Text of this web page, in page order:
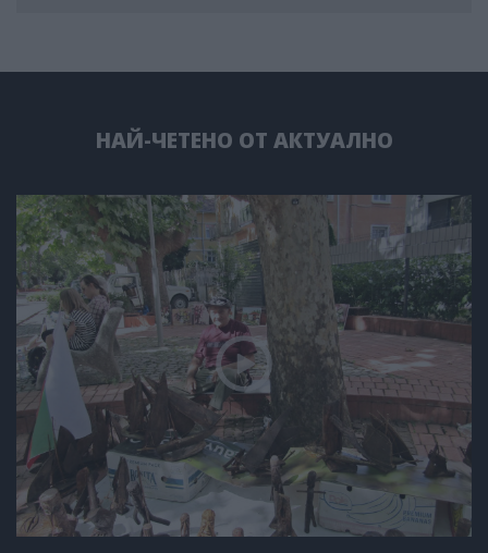
НАЙ-ЧЕТЕНО ОТ АКТУАЛНО